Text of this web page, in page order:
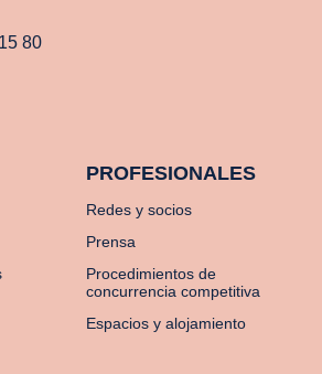
80
PROFESIONALES
Redes y socios
Prensa
Procedimientos de
concurrencia competitiva
Espacios y alojamiento